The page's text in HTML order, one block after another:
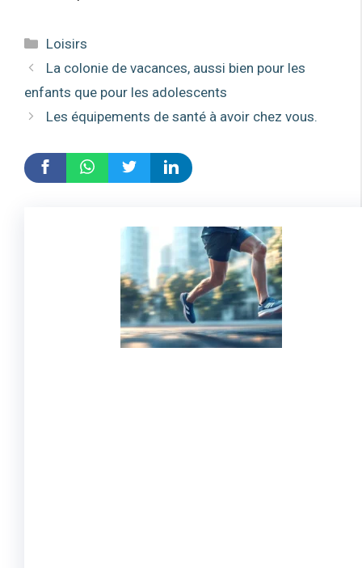
Catégories
Loisirs
La colonie de vacances, aussi bien pour les
enfants que pour les adolescents
Les équipements de santé à avoir chez vous.